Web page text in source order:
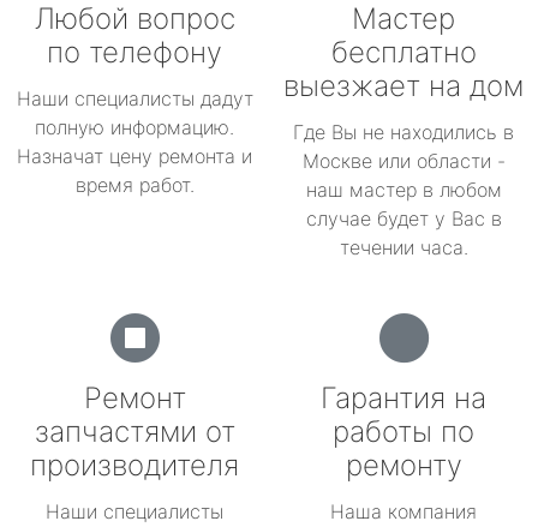
Любой вопрос
по телефону
Наши специалисты дадут
полную информацию.
Назначат цену ремонта и
время работ.
Мастер
бесплатно
выезжает на дом
Где Вы не находились в
Москве или области -
наш мастер в любом
случае будет у Вас в
течении часа.
Ремонт
запчастями от
производителя
Наши специалисты
Гарантия на
работы по
ремонту
Наша компания